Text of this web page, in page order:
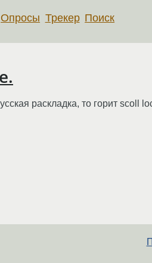
Опросы Трекер Поиск
раскладка, то горит scoll